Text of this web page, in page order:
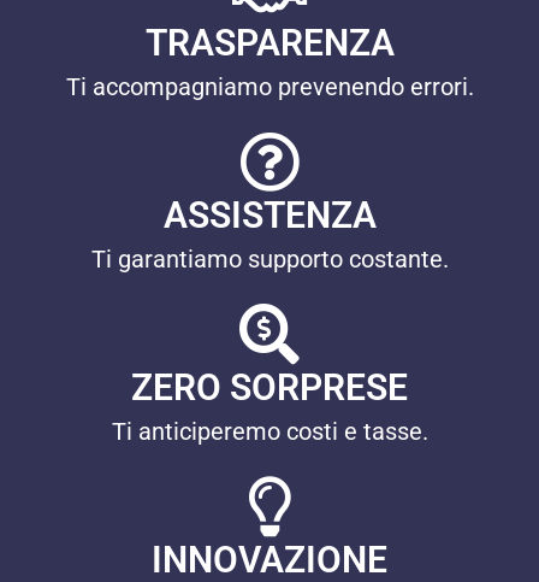
TRASPARENZA
Ti accompagniamo prevenendo errori.
ASSISTENZA
Ti garantiamo supporto costante.
ZERO SORPRESE
Ti anticiperemo costi e tasse.
INNOVAZIONE